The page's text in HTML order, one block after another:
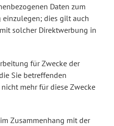
Daten zum
einzulegen; dies gilt auch
solcher Direktwerbung in
für Zwecke der
Sie betreffenden
mehr für diese Zwecke
Zusammenhang mit der